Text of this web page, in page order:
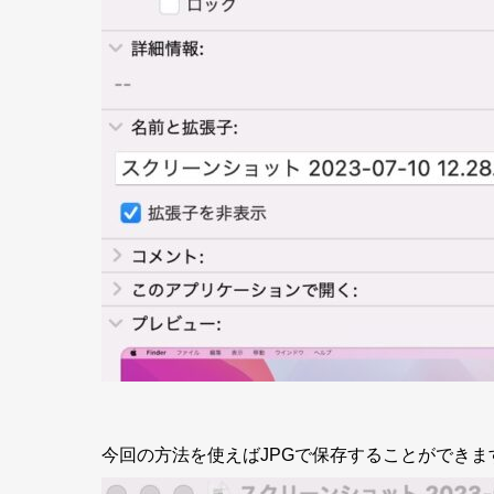
今回の方法を使えばJPGで保存することができま